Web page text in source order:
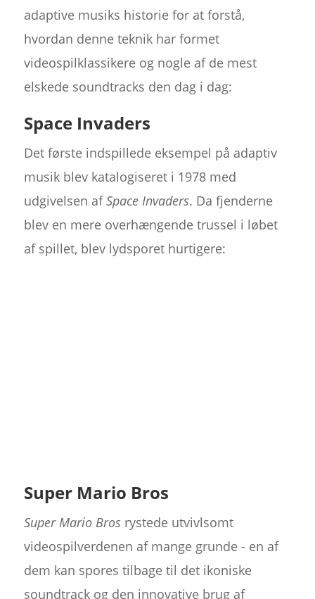
adaptive musiks historie for at forstå,
hvordan denne teknik har formet
videospilklassikere og nogle af de mest
elskede soundtracks den dag i dag:
Space Invaders
Det første indspillede eksempel på adaptiv
musik blev katalogiseret i 1978 med
udgivelsen afSpace Invaders. Da fjenderne
blev en mere overhængende trussel i løbet
af spillet, blev lydsporet hurtigere:
Super Mario Bros
Super Mario Bros rystede utvivlsomt
videospilverdenen af mange grunde - en af
dem kan spores tilbage til det ikoniske
soundtrack og den innovative brug af